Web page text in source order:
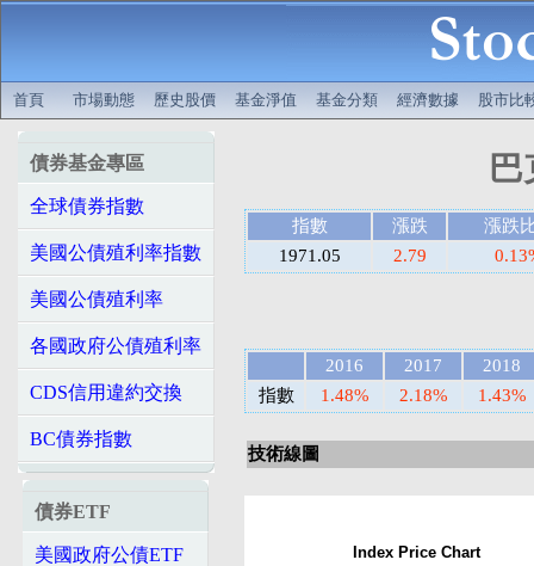
首頁 市場動態 歷史股價 基金淨值 基金分類 經濟數據 股市比
債券基金專區
全球債券指數
美國公債殖利率指數
美國公債殖利率
各國政府公債殖利率
CDS信用違約交換
BC債券指數
債券ETF
美國政府公債ETF
指數 漲跌
漲跌
1971.05
2.79
2016 2017
2018
指數
1.48% 2.18% 1.43%
技術線圖
Index Price Chart